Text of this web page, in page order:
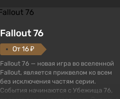
Fallout 76
От 16 ₽
Fallout 76 — новая игра во вселенной
Fallout, является приквелом ко всем
без исключения частям серии.
События начинаются с Убежища 76,